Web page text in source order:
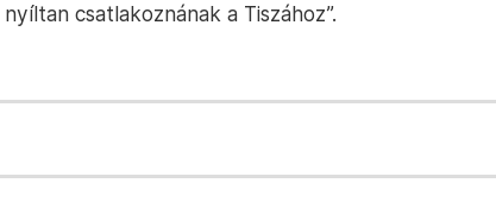
csatlakoznának a Tiszához”.